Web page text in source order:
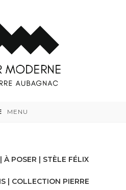
MENU
|À POSER | STÈLE FÉLIX
| COLLECTION PIERRE